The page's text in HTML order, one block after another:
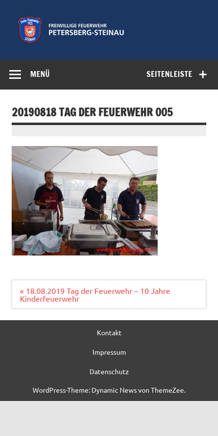
springen
Feuerwehr
Petersberg-
SEITENLEISTE
MENÜ
20190818 TAG DER FEUERWEHR 005
Beitragsnavigation
« 18.08.2019 Tag der Feuerwehr – 10 Jahre
Kinderfeuerwehr
Kontakt
Impressum
Datenschutz
WordPress-Theme: Dynamic News von ThemeZee.